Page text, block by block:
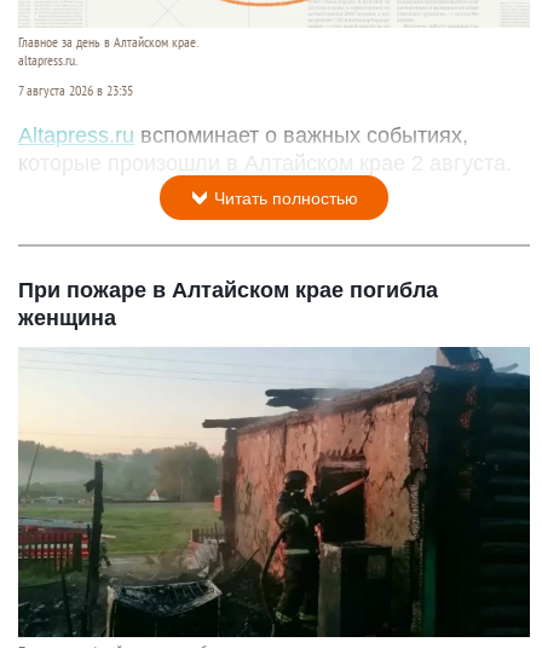
Главное за день в Алтайском крае.
altapress.ru.
7 августа 2026 в 23:35
Altapress.ru вспоминает о важных событиях,
которые произошли в Алтайском крае 2 августа.
Читать полностью
При пожаре в Алтайском крае погибла
женщина